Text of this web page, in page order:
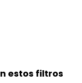
estos filtros